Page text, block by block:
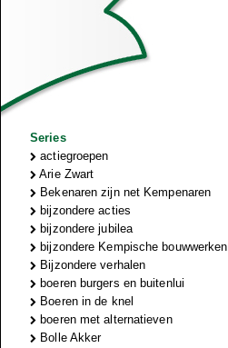
Series
actiegroepen
Arie Zwart
Bekenaren zijn net Kempenaren
bijzondere acties
bijzondere jubilea
bijzondere Kempische bouwwerken
Bijzondere verhalen
boeren burgers en buitenlui
Boeren in de knel
boeren met alternatieven
Bolle Akker